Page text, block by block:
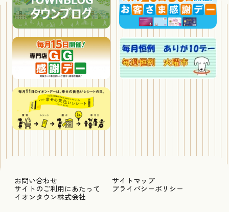
お問い合わせ
サイトマップ
サイトのご利用にあたって
プライバシーポリシー
イオンタウン株式会社